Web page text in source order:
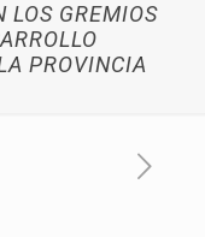
LOS GREMIOS
PROVINCIA